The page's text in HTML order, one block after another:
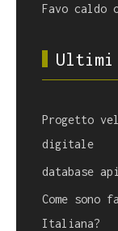
Favo caldo
Progetto
digitale
database
Come
Italiana?